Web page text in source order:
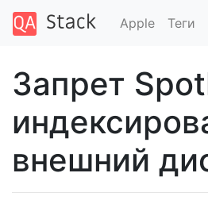
Apple Теги
Запрет
внешний